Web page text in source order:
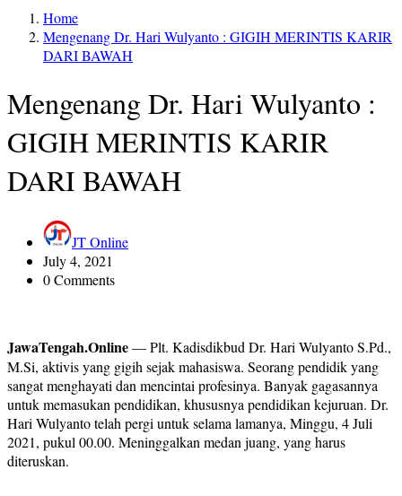
Home
Mengenang Dr. Hari Wulyanto : GIGIH MERINTIS KARIR
DARI BAWAH
Mengenang Dr. Hari Wulyanto :
GIGIH MERINTIS KARIR
DARI BAWAH
JT Online
July 4, 2021
0 Comments
JawaTengah.Online— Plt. Kadisdikbud Dr. Hari Wulyanto S.Pd.,
M.Si, aktivis yang gigih sejak mahasiswa. Seorang pendidik yang
sangat menghayati dan mencintai profesinya. Banyak gagasannya
untuk memasukan pendidikan, khususnya pendidikan kejuruan. Dr.
Hari Wulyanto telah pergi untuk selama lamanya, Minggu, 4 Juli
2021, pukul 00.00. Meninggalkan medan juang, yang harus
diteruskan.